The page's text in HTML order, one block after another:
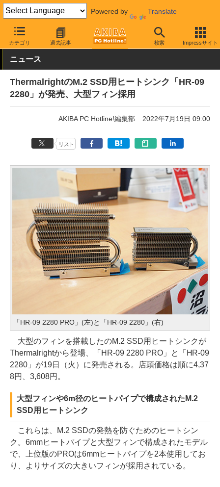
Powered by Translate
カテゴリ 過去記事 検索 Impressサイト
AKIBA PC Hotline! PCパーツ GPU・チップ用冷却パーツ チッ
ニュース
ThermalrightのM.2 SSD用ヒートシンク「HR-09
2280」が発売、大型フィン採用
AKIBA PC Hotline!編集部 2022年7月19日 09:00
リスト
「HR-09 2280 PRO」(左)と「HR-09 2280」(右)
大型のフィンを搭載したのM.2 SSD用ヒートシンクが
Thermalrightから登場、「HR-09 2280 PRO」と「HR-09
2280」が19日（火）に発売される。店頭価格は順に4,37
8円、3,608円。
大型フィンや6m径のヒートパイプで構成されたM.2
SSD用ヒートシンク
これらは、M.2 SSDの発熱を防ぐためのヒートシン
ク。6mmヒートパイプと大型フィンで構成されたモデル
で、上位版のPROは6mmヒートパイプを2本使用してお
り、よりサイズの大きいフィンが採用されている。